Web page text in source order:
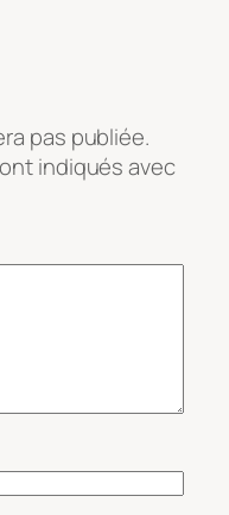
pas publiée.
indiqués avec